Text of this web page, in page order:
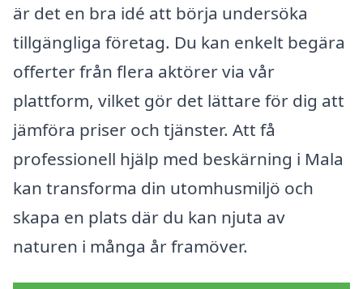
är det en bra idé att börja undersöka
tillgängliga företag. Du kan enkelt begära
offerter från flera aktörer via vår
plattform, vilket gör det lättare för dig att
jämföra priser och tjänster. Att få
professionell hjälp med beskärning i Mala
kan transforma din utomhusmiljö och
skapa en plats där du kan njuta av
naturen i många år framöver.